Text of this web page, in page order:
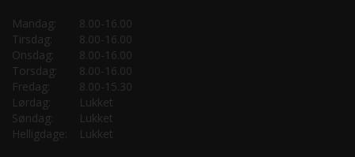
Mandag:
8.00-16.00
Tirsdag:
8.00-16.00
Onsdag:
8.00-16.00
Torsdag:
8.00-16.00
Fredag:
8.00-15.30
Lørdag:
Lukket
Søndag:
Lukket
Helligdage:
Lukket